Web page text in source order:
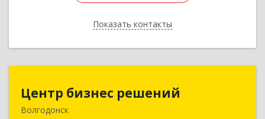
Показать контакты
Назад
Центр бизнес решений
Волгодонск
Центр бизнес решений
347375, Ростовская обл, Волгодонск г,